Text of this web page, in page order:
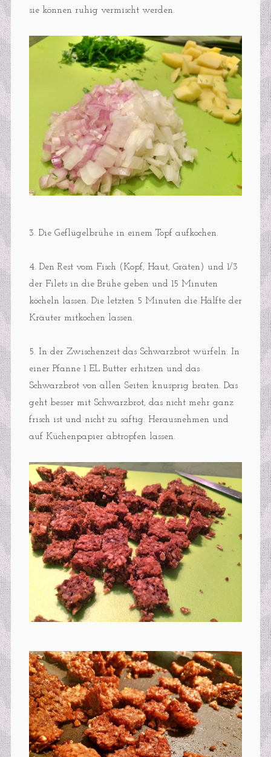
sie können ruhig vermischt werden.
3. Die Geflügelbrühe in einem Topf aufkochen.
4. Den Rest vom Fisch (Kopf, Haut, Gräten) und 1/3
der Filets in die Brühe geben und 15 Minuten
köcheln lassen. Die letzten 5 Minuten die Hälfte der
Kräuter mitkochen lassen.
5. In der Zwischenzeit das Schwarzbrot würfeln. In
einer Pfanne 1 EL Butter erhitzen und das
Schwarzbrot von allen Seiten knusprig braten. Das
geht besser mit Schwarzbrot, das nicht mehr ganz
frisch ist und nicht zu saftig. Herausnehmen und
auf Küchenpapier abtropfen lassen.